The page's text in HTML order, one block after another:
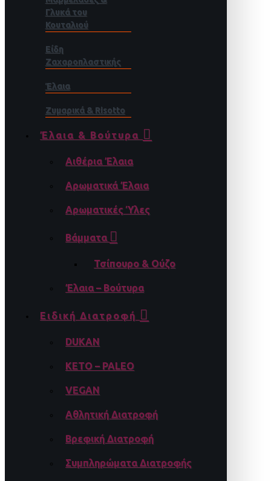
Γλυκά του
Κουταλιού
Είδη
Ζαχαροπλαστικής
Έλαια
Ζυμαρικά & Risotto
Έλαια & Βούτυρα
Αιθέρια Έλαια
Αρωματικά Έλαια
Αρωματικές Ύλες
Βάμματα
Τσίπουρο & Ούζο
Έλαια – Βούτυρα
Ειδική Διατροφή
DUKAN
KETO – PALEO
VEGAN
Αθλητική Διατροφή
Βρεφική Διατροφή
Συμπληρώματα Διατροφής